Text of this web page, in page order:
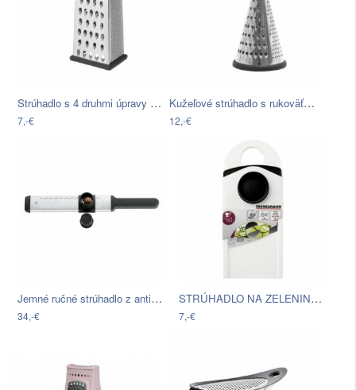
Strúhadlo s 4 druhmi úpravy Unimasa,…
7,-€
Kužeľové strúhadlo s rukoväťou z…
12,-€
Jemné ručné strúhadlo z antikoro ocele…
34,-€
STRÚHADLO NA ZELENINU EVE
7,-€